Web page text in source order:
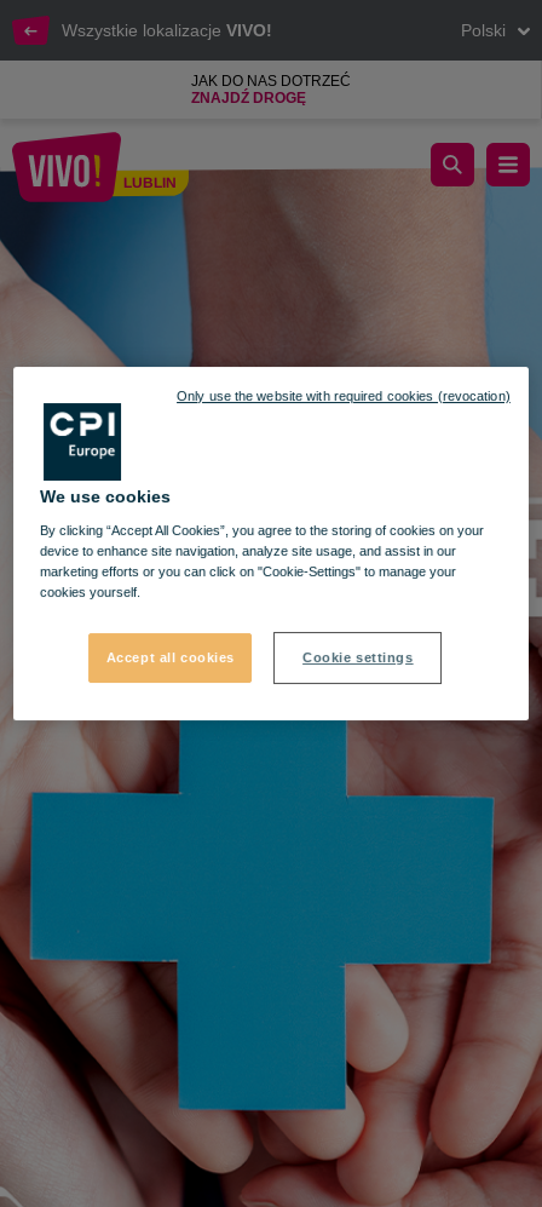
Wszystkie lokalizacje VIVO! Polski
JAK DO NAS DOTRZEĆ
ZNAJDŹ DROGĘ
LUBLIN
Dzień Diagnosty Laboratoryjnego. Akcja profilaktyczna w
We use cookies
By clicking “Accept All Cookies”, you agree to the storing of cookies on your
device to enhance site navigation, analyze site usage, and assist in our
marketing efforts or you can click on "Cookie-Settings" to manage your
cookies yourself.
Accept all cookies Cookie settings
Only use the website with required cookies (revocation)